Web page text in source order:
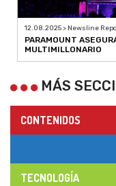
12.08.2025 > Newsline
PARAMOUNT
MULTIMILLONARIO
MÁS
CONTENIDOS
TECNOLOGÍA